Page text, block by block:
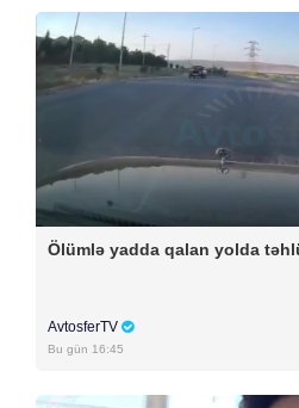
Ölümlə yadda qalan yolda
AvtosferTV
Bu gün 16:45